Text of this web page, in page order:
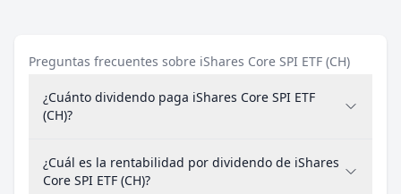
Preguntas frecuentes sobre iShares Core SPI ETF (CH)
¿Cuánto dividendo paga iShares Core SPI ETF
(CH)?
¿Cuál es la rentabilidad por dividendo de iShares
Core SPI ETF (CH)?